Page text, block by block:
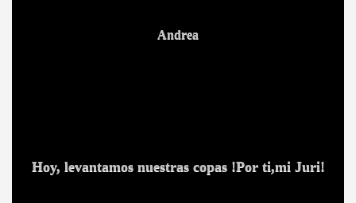
Andrea
Hoy, levantamos nuestras copas !Por ti,mi Juri!